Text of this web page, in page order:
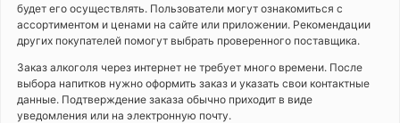
будет его осуществлять. Пользователи могут ознакомиться с
ассортиментом и ценами на сайте или приложении. Рекомендации
других покупателей помогут выбрать проверенного поставщика.
Заказ алкоголя через интернет не требует много времени. После
выбора напитков нужно оформить заказ и указать свои контактные
данные. Подтверждение заказа обычно приходит в виде
уведомления или на электронную почту.